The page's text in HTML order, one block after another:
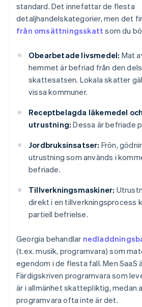
standard. Det innefattar de flesta
detaljhandelskategorier, men det
från omsättningsskatt som du
Obearbetade livsmedel: Mat
hemmet är befriad från den
skattesatsen. Lokala skatter
vissa kommuner.
Receptbelagda läkemedel
utrustning: Dessa är befriade
Jordbruksinsatser: Frön,
utrustning som används i
befriade.
Tillverkningsmaskiner:
direkt i en tillverkningsprocess
partiell befrielse.
Georgia behandlar
(t.ex. musik, programvara) som
egendom i de flesta fall. Men SaaS
Färdigskriven programvara som
är i allmänhet skattepliktig, medan
programvara ofta inte är det.